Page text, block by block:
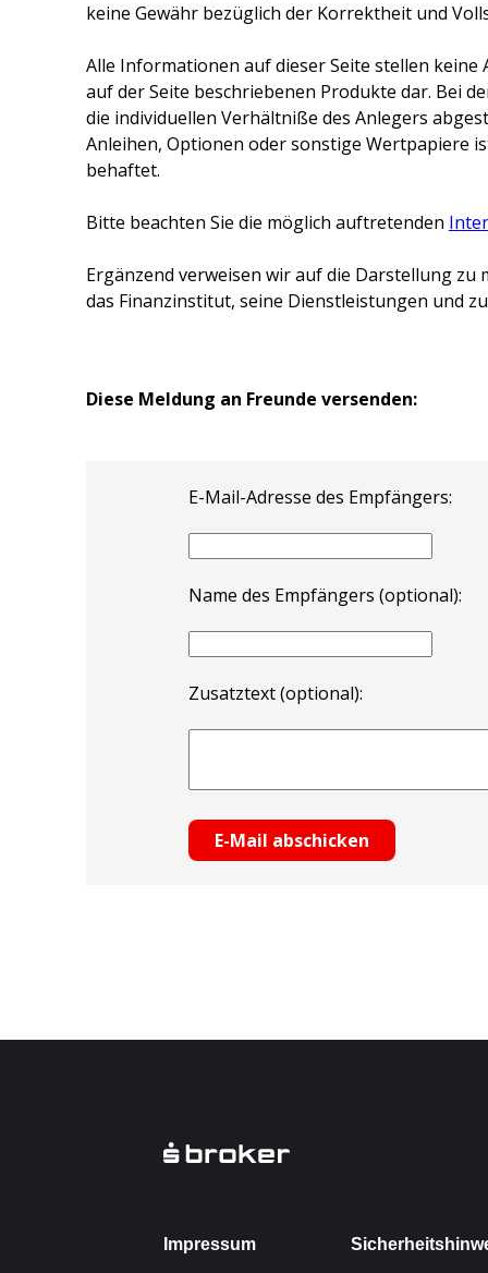
keine Gewähr bezüglich der Korrektheit und
Alle Informationen auf dieser Seite stellen
auf der Seite beschriebenen Produkte dar. Bei
die individuellen Verhältniße des Anlegers
Anleihen, Optionen oder sonstige Wertpapiere
behaftet.
Bitte beachten Sie die möglich auftretenden
Ergänzend verweisen wir auf die Darstellung
das Finanzinstitut, seine Dienstleistungen und
Diese Meldung an Freunde versenden:
E-Mail-Adresse des Empfängers:
Name des Empfängers (optional):
Zusatztext (optional):